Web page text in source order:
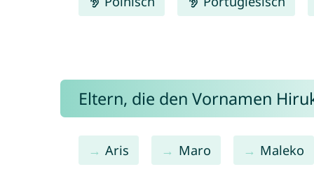
Eltern, die den Vornamen
Aris Maro Maleko